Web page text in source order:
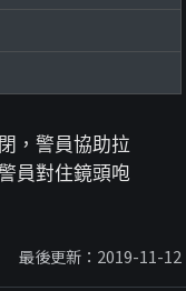
，警員協助拉
員對住鏡頭咆
最後更新：2019-11-12